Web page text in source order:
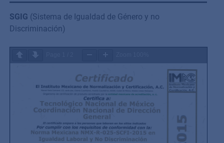
SGIG (Sistema de Igualdad de Género y no
Discriminación)